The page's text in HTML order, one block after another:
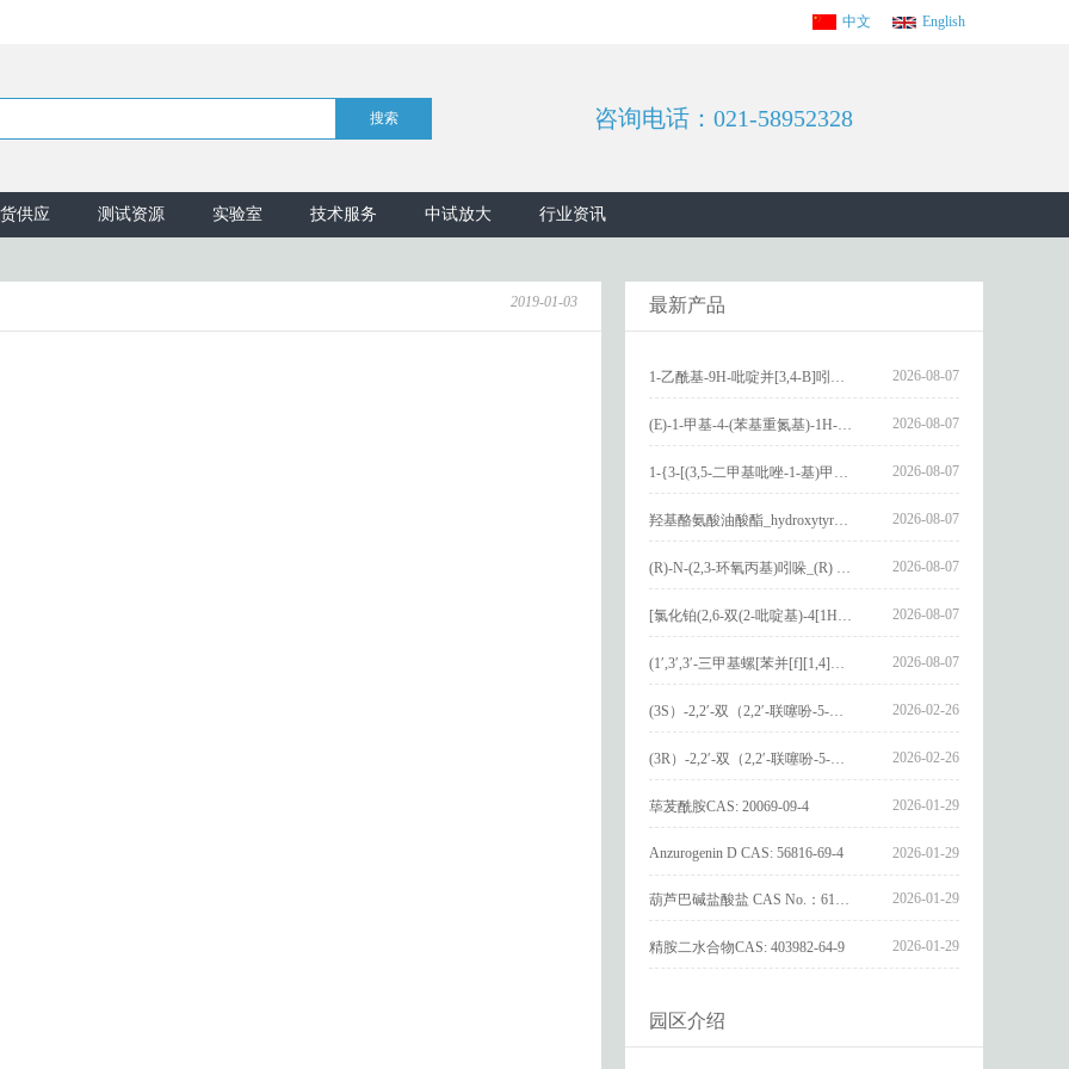
中文 English
咨询电话：021-58952328
供应 测试资源 实验室 技术服务 中试放大 行业资讯
2019-01-03 最新产品
2026-08-07
2026-08-07
2026-08-07
2026-08-07
2026-08-07
2026-08-07
2026-08-07
2026-02-26
2026-02-26
荜茇酰胺CAS: 20069-09-4 2026-01-29
Anzurogenin D CAS: 56816-69-4 2026-01-29
2026-01-29
精胺二水合物CAS: 403982-64-9 2026-01-29
园区介绍